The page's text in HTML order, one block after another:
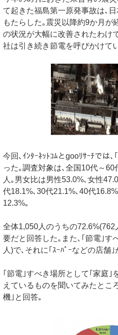
て起きた福島第一原発事故は､
もたらした｡震災以降約9か月が
の状況が大幅に改善されたわけ
社は引き続き節電を呼びかけて
今回､ｲﾝﾀｰﾈｯﾄｺﾑとgooﾘｻｰﾁでは
った｡調査対象は､全国10代～60
人｡男女比は男性53.0%､女性
代18.1%､30代21.1%､40代
12.3%｡
全体1,050人のうちの
要だと回答した｡また､｢節電｣す
人)で､それに｢ｽｰﾊﾟｰなどの店舗｣
｢節電｣すべき場所として｢家庭｣
えているものを聞いてみたとこ
機｣と回答｡